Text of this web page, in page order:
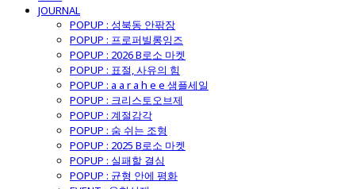
JOURNAL
POPUP : 성북동 안팎장
POPUP : 프로퍼빌롱잉즈
POPUP : 2026 B로소 마켓
POPUP : 표절, 사유의 힘
POPUP : a a r a h e e 샘플세일
POPUP : 크리스토오브제
POPUP : 계절감각
POPUP : 숨 쉬는 조형
POPUP : 2025 B로소 마켓
POPUP : 실패할 결심
POPUP : 균형 안에 평화